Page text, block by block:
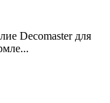
Decomaster для